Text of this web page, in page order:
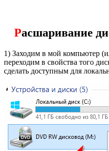
Расшаривание
1) Заходим в мой компьютер
переходим в свойства того
сделать доступным для